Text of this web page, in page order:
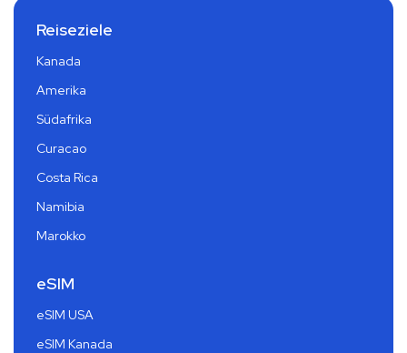
Reiseziele
Kanada
Amerika
Südafrika
Curacao
Costa Rica
Namibia
Marokko
eSIM
eSIM USA
eSIM Kanada